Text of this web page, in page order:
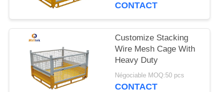
CONTACT
Customize Stacking
Wire Mesh Cage With
Heavy Duty
Négociable MOQ:50 pcs
CONTACT